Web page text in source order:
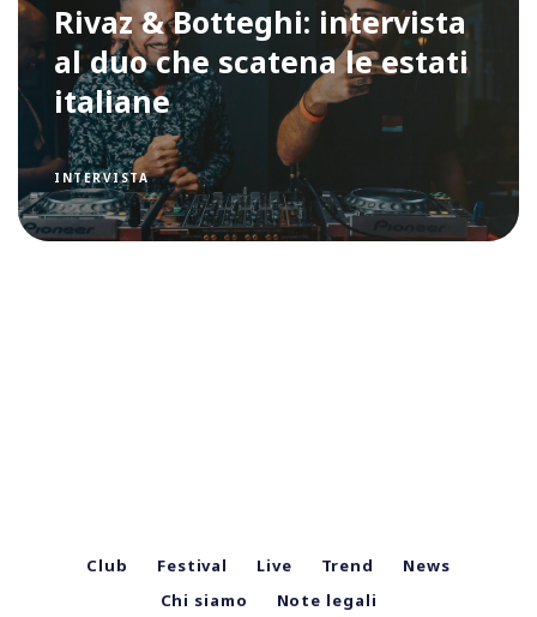
Rivaz & Botteghi: intervista
al duo che scatena le estati
italiane
INTERVISTA
Club Festival Live Trend
News
Chi siamo
Note legali